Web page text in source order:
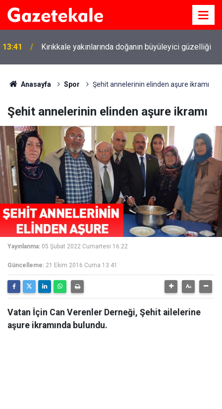
13:41 Kırıkkale yakınlarında doğanın büyüleyici güzelliği
Anasayfa Spor Şehit annelerinin elinden aşure ikramı
Şehit annelerinin elinden aşure ikramı
Yayınlanma: 05 Şubat 2022 Cumartesi 16:22
Güncelleme: 21 Ekim 2016 Cuma 13:41
Vatan İçin Can Verenler Derneği, Şehit ailelerine
aşure ikramında bulundu.